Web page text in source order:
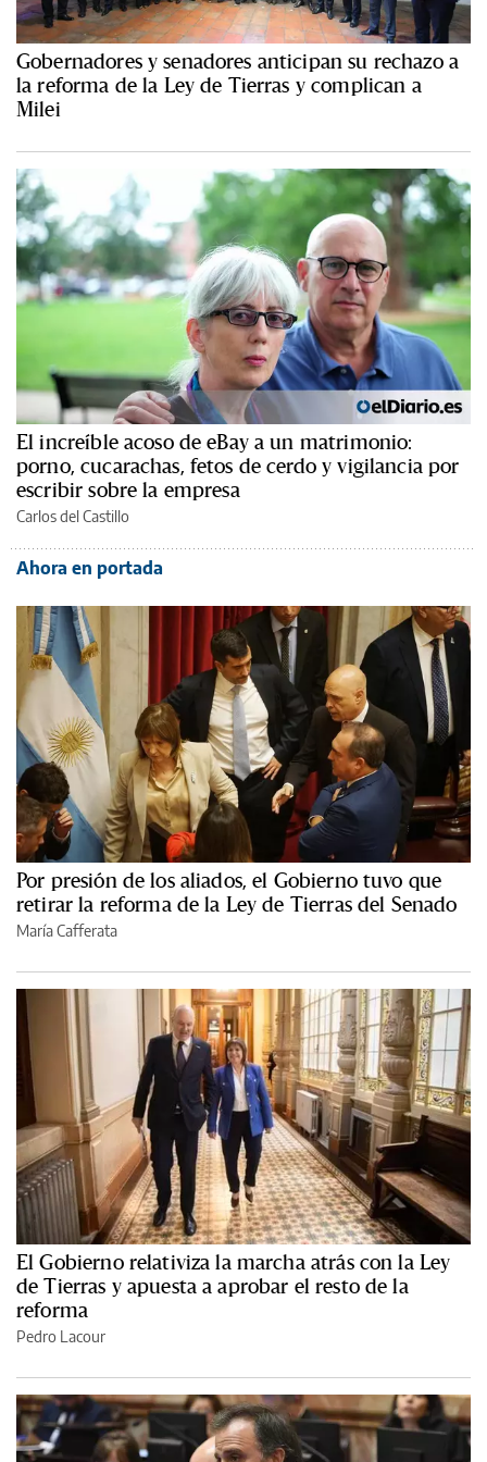
Gobernadores y senadores anticipan su rechazo a
la reforma de la Ley de Tierras y complican a
Milei
El increíble acoso de eBay a un matrimonio:
porno, cucarachas, fetos de cerdo y vigilancia por
escribir sobre la empresa
Carlos del Castillo
Ahora en portada
Por presión de los aliados, el Gobierno tuvo que
retirar la reforma de la Ley de Tierras del Senado
María Cafferata
El Gobierno relativiza la marcha atrás con la Ley
de Tierras y apuesta a aprobar el resto de la
reforma
Pedro Lacour